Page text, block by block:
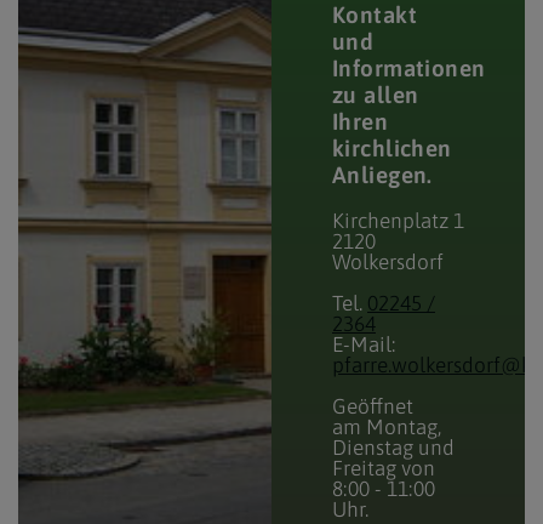
Kontakt
und
Informationen
zu allen
Ihren
kirchlichen
Anliegen.
Kirchenplatz 1
2120
Wolkersdorf
Tel. 02245 /
2364
E-Mail:
Geöffnet
am Montag,
Dienstag und
Freitag von
8:00 - 11:00
Uhr.